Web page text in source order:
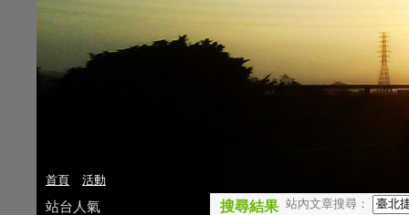
首頁 活動
搜尋結果 站內文章搜尋：
站台人氣